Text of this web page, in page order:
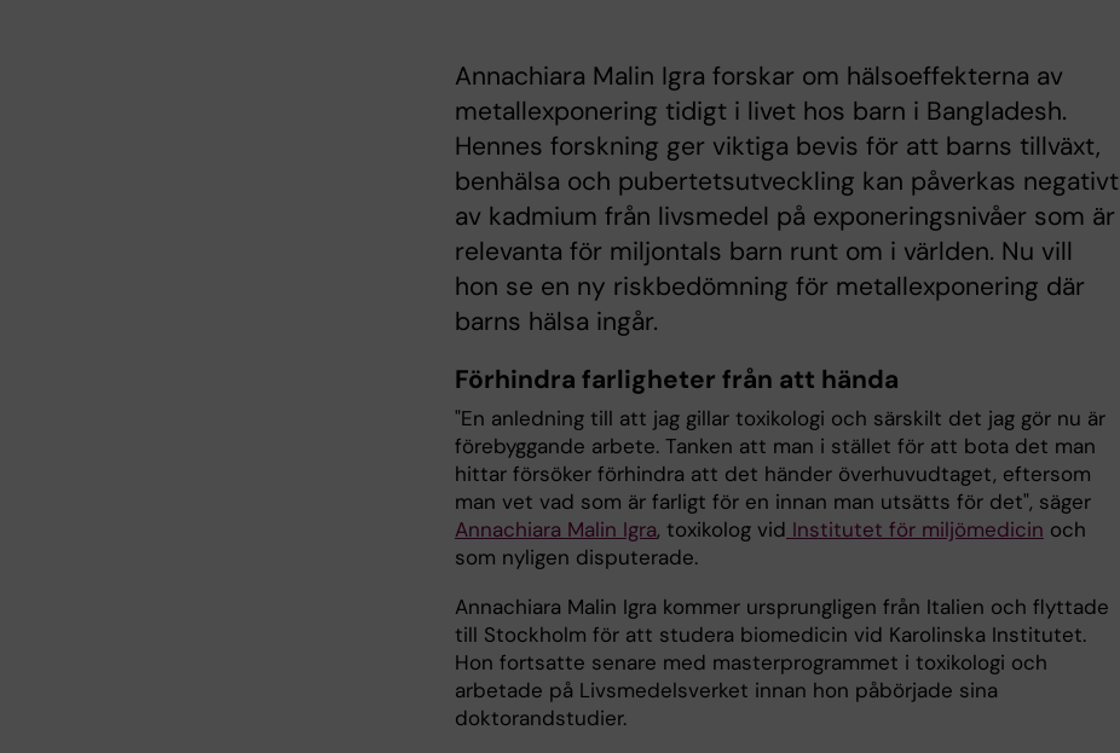
Annachiara Malin Igra forskar om hälsoeffekterna av
metallexponering tidigt i livet hos barn i Bangladesh.
Hennes forskning ger viktiga bevis för att barns tillväxt,
benhälsa och pubertetsutveckling kan påverkas negativt
av kadmium från livsmedel på exponeringsnivåer som är
relevanta för miljontals barn runt om i världen. Nu vill
hon se en ny riskbedömning för metallexponering där
barns hälsa ingår.
Förhindra farligheter från att hända
"En anledning till att jag gillar toxikologi och särskilt det jag gör nu är
förebyggande arbete. Tanken att man i stället för att bota det man
hittar försöker förhindra att det händer överhuvudtaget, eftersom
man vet vad som är farligt för en innan man utsätts för det", säger
Annachiara Malin Igra, toxikolog vid Institutet för miljömedicin och
som nyligen disputerade.
Annachiara Malin Igra kommer ursprungligen från Italien och flyttade
till Stockholm för att studera biomedicin vid Karolinska Institutet.
Hon fortsatte senare med masterprogrammet i toxikologi och
arbetade på Livsmedelsverket innan hon påbörjade sina
doktorandstudier.